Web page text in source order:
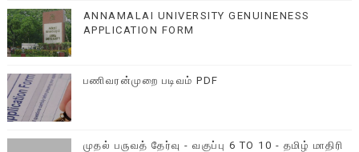
ANNAMALAI UNIVERSITY GENUINENESS
APPLICATION FORM
பணிவரன்முறை படிவம் PDF
முதல் பருவத் தேர்வு - வகுப்பு 6 TO 10 - தமிழ் மாதிரி